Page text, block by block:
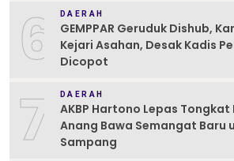
6 DAERAH
GEMPPAR Geruduk Dishub,
Kejari Asahan, Desak Kadis
Dicopot
7 DAERAH
AKBP Hartono Lepas Tongkat
Anang Bawa Semangat Baru
Sampang